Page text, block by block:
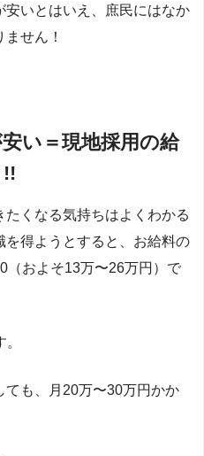
安いとはいえ、庶民にはなか
せん！
い＝現地採用の給
くなる気持ちはよくわかる
得ようとすると、お給料の
（およそ13万〜26万円）で
も、月20万〜30万円かか